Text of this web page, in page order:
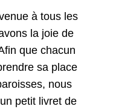
à tous les
la joie de
que chacun
sa place
nous
petit livret de